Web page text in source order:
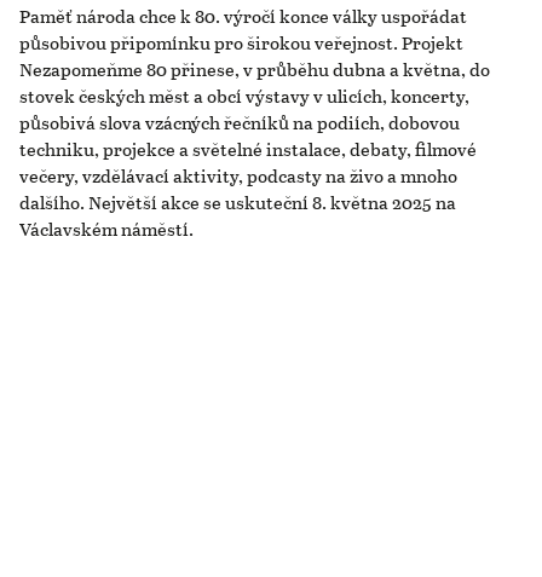
Paměť národa chce k 80. výročí konce války uspořádat
působivou připomínku pro širokou veřejnost. Projekt
Nezapomeňme 80 přinese, v průběhu dubna a května, do
stovek českých měst a obcí výstavy v ulicích, koncerty,
působivá slova vzácných řečníků na podiích, dobovou
techniku, projekce a světelné instalace, debaty, filmové
večery, vzdělávací aktivity, podcasty na živo a mnoho
dalšího. Největší akce se uskuteční 8. května 2025 na
Václavském náměstí.